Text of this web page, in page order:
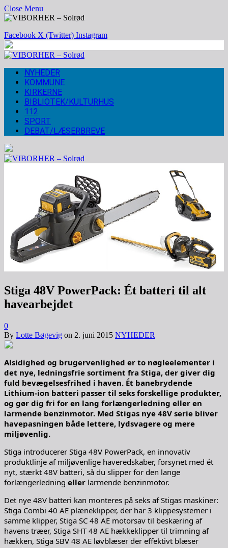
Close Menu
Facebook X (Twitter) Instagram
NYHEDER
KOMMUNE
KIRKERNE
BIBLIOTEK/KULTURHUS
112
SPORT
DEBAT/LÆSERBREVE
Stiga 48V PowerPack: Ét batteri til alt
havearbejdet
0
By Lotte Bøgevig on 2. juni 2015 NYHEDER
Alsidighed og brugervenlighed er to nøgleelementer i
det nye, ledningsfrie sortiment fra Stiga, der giver dig
fuld bevægelsesfrihed i haven. Ét banebrydende
Lithium-ion batteri passer til seks forskellige produkter,
og gør dig fri for en lang forlængerledning eller en
larmende benzinmotor. Med Stigas nye 48V serie bliver
havepasningen både lettere, lydsvagere og mere
miljøvenlig.
Stiga introducerer Stiga 48V PowerPack, en innovativ
produktlinje af miljøvenlige haveredskaber, forsynet med ét
nyt, stærkt 48V batteri, så du slipper for den lange
forlængerledning eller larmende benzinmotor.
Det nye 48V batteri kan monteres på seks af Stigas maskiner:
Stiga Combi 40 AE plæneklipper, der har 3 klippesystemer i
samme klipper, Stiga SC 48 AE motorsav til beskæring af
havens træer, Stiga SHT 48 AE hækkeklipper til trimning af
hækken, Stiga SBV 48 AE løvblæser der effektivt blæser